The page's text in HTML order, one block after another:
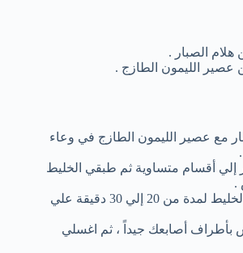
مع عصير الليمون الطازج في وعاء
أقسام متساوية ثم طبقي الخليط
.
بعد ذلك ، اتركي الخليط لمدة من 20 إلي 30 دقيقة علي
بأطراف أصابعك جيداً ، ثم اغسلي